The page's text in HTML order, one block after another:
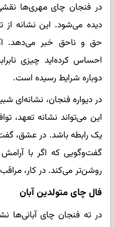
در فنجان چای مهری‌ها
دیده می‌شود. این نشانه
حق و ناحق خبر می‌دهد. اگر
احساس کرده‌اید چیزی
دوباره شرایط رسیده است.
در دیواره فنجان، نشانه‌ای
این می‌تواند نشانه تعهد،
یک رابطه باشد. در عشق،
گفت‌وگویی که اگر با آرامش
روشن‌تر می‌کند. در کار،
فال چای متولدین آبان
در ته فنجان چای آبانی‌ها